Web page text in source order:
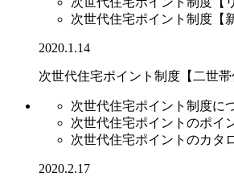
次世代住宅ポイント制度【
2020.1.14
次世代住宅ポイント制度【二世帯
次世代住宅ポイント制度に
次世代住宅ポイントのポイ
次世代住宅ポイントのカタ
2020.2.17